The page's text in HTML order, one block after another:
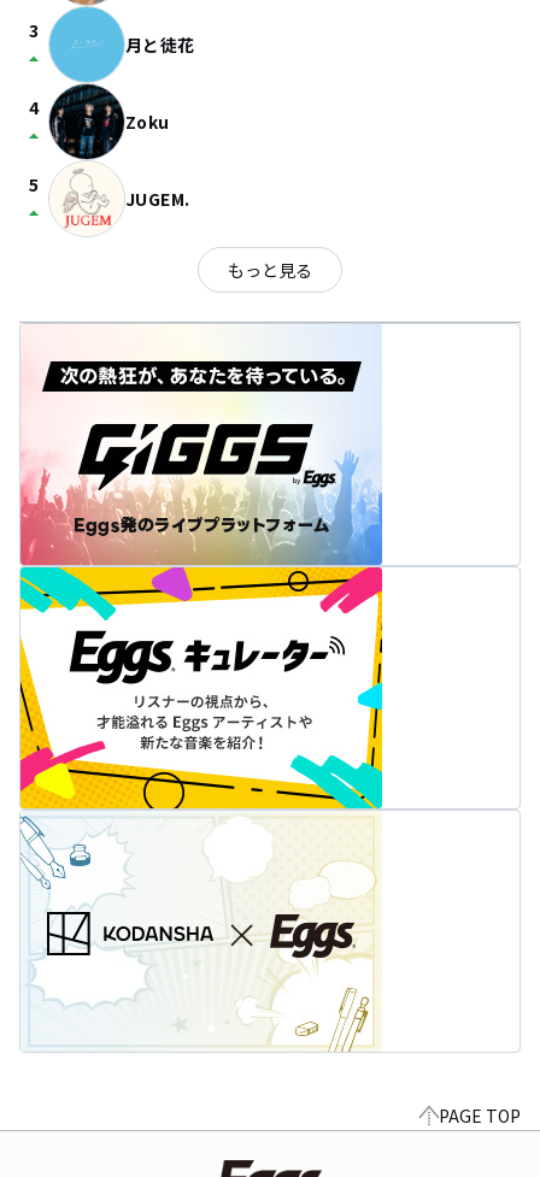
3
arrow_drop_up 月と徒花
4
arrow_drop_up Zoku
5
arrow_drop_up JUGEM.
もっと見る
PAGE TOP